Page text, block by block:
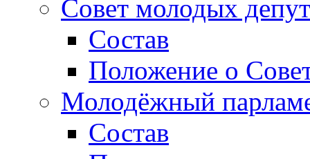
Совет молодых
Состав
Положение о
Молодёжный
Состав